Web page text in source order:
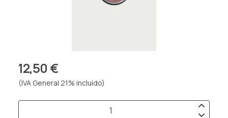
12,50 €
(IVA General 21% incluido)